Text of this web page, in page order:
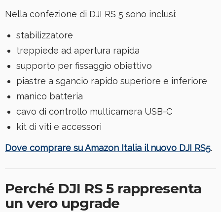
Nella confezione di DJI RS 5 sono inclusi:
stabilizzatore
treppiede ad apertura rapida
supporto per fissaggio obiettivo
piastre a sgancio rapido superiore e inferiore
manico batteria
cavo di controllo multicamera USB-C
kit di viti e accessori
Dove comprare su Amazon Italia il nuovo DJI RS5.
Perché DJI RS 5 rappresenta
un vero upgrade